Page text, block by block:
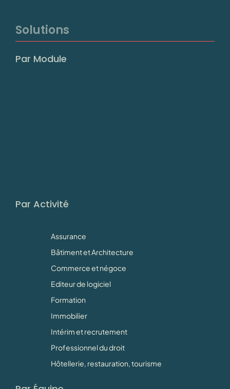
Solutions
Par Module
Par Activité
Assurance
Bâtiment et Architecture
Commerce et négoce
Editeur de logiciel
Formation
Immobilier
Intérim et recrutement
Professionnel du droit
Hôtellerie, restauration, tourisme